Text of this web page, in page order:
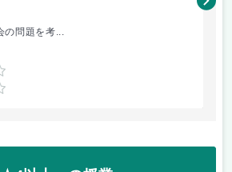
の問題を考...
藤